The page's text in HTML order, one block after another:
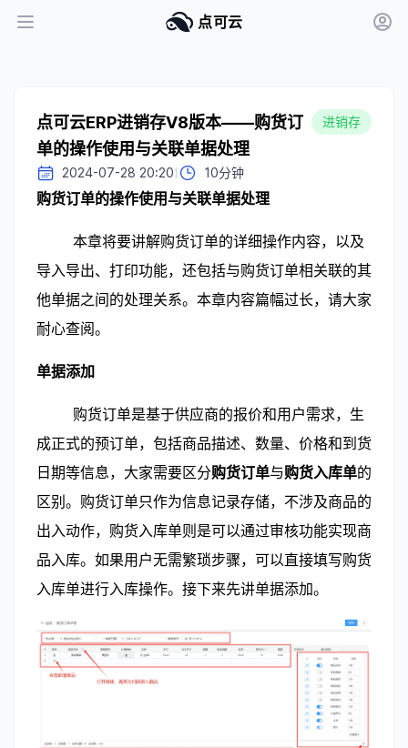
点可云
点可云ERP进销存V8版本——购货订
单的操作使用与关联单据处理
进销存
2024-07-28 20:20I 10分钟
购货订单的操作使用与关联单据处理
导入导出、打印功能，还包括与购货订单相关联的其
他单据之间的处理关系。本章内容篇幅过长，请大家
耐心查阅。
单据添加
成正式的预订单，包括商品描述、数量、价格和到货
日期等信息，大家需要区分购货订单与购货入库单的
区别。购货订单只作为信息记录存储，不涉及商品的
出入动作，购货入库单则是可以通过审核功能实现商
品入库。如果用户无需繁琐步骤，可以直接填写购货
入库单进行入库操作。接下来先讲单据添加。